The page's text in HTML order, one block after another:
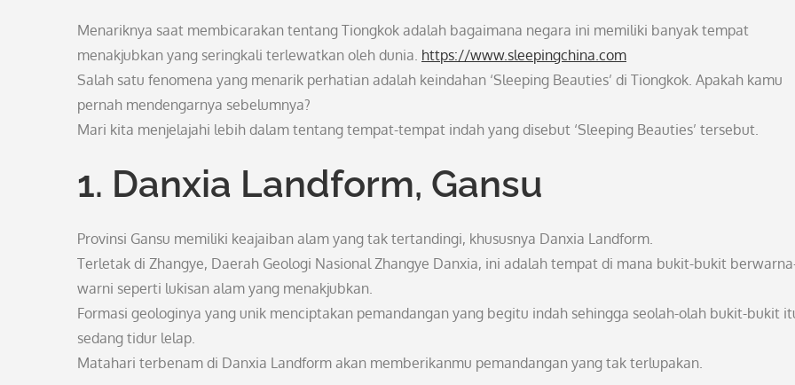
Menariknya saat membicarakan tentang Tiongkok adalah bagaimana negara ini memiliki banyak tempat
menakjubkan yang seringkali terlewatkan oleh dunia. https://www.sleepingchina.com
Salah satu fenomena yang menarik perhatian adalah keindahan ‘Sleeping Beauties’ di Tiongkok. Apakah kamu
pernah mendengarnya sebelumnya?
Mari kita menjelajahi lebih dalam tentang tempat-tempat indah yang disebut ‘Sleeping Beauties’ tersebut.
1. Danxia Landform, Gansu
Provinsi Gansu memiliki keajaiban alam yang tak tertandingi, khususnya Danxia Landform.
Terletak di Zhangye, Daerah Geologi Nasional Zhangye Danxia, ini adalah tempat di mana bukit-bukit
warni seperti lukisan alam yang menakjubkan.
Formasi geologinya yang unik menciptakan pemandangan yang begitu indah sehingga seolah-olah bukit-bukit
sedang tidur lelap.
Matahari terbenam di Danxia Landform akan memberikanmu pemandangan yang tak terlupakan.